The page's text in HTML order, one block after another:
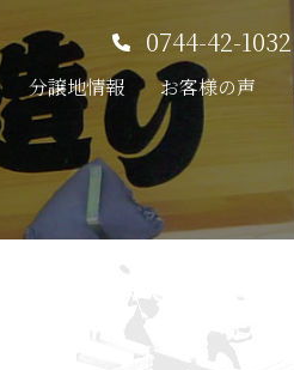
0744-42-1032
分譲地情報 お客様の声